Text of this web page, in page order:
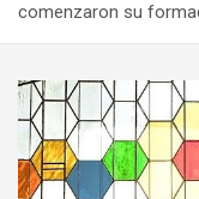
comenzaron su